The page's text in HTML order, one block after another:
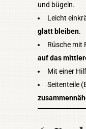
und bügeln.
Leicht
glatt bleiben.
Rüsche mit
auf das
Mit einer
Seitenteile